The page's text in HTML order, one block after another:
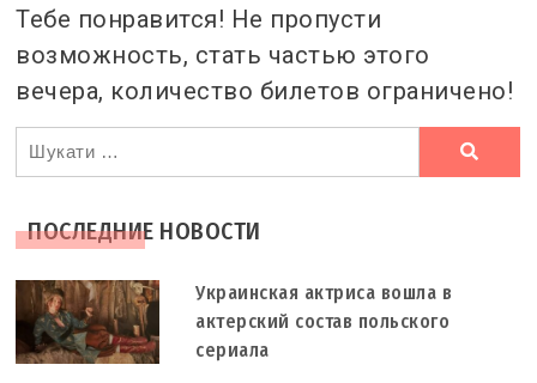
Тебе понравится! Не пропусти
возможность, стать частью этого
вечера, количество билетов ограничено!
Ви
шукали
ПОСЛЕДНИЕ НОВОСТИ
Украинская актриса вошла в
актерский состав польского
сериала